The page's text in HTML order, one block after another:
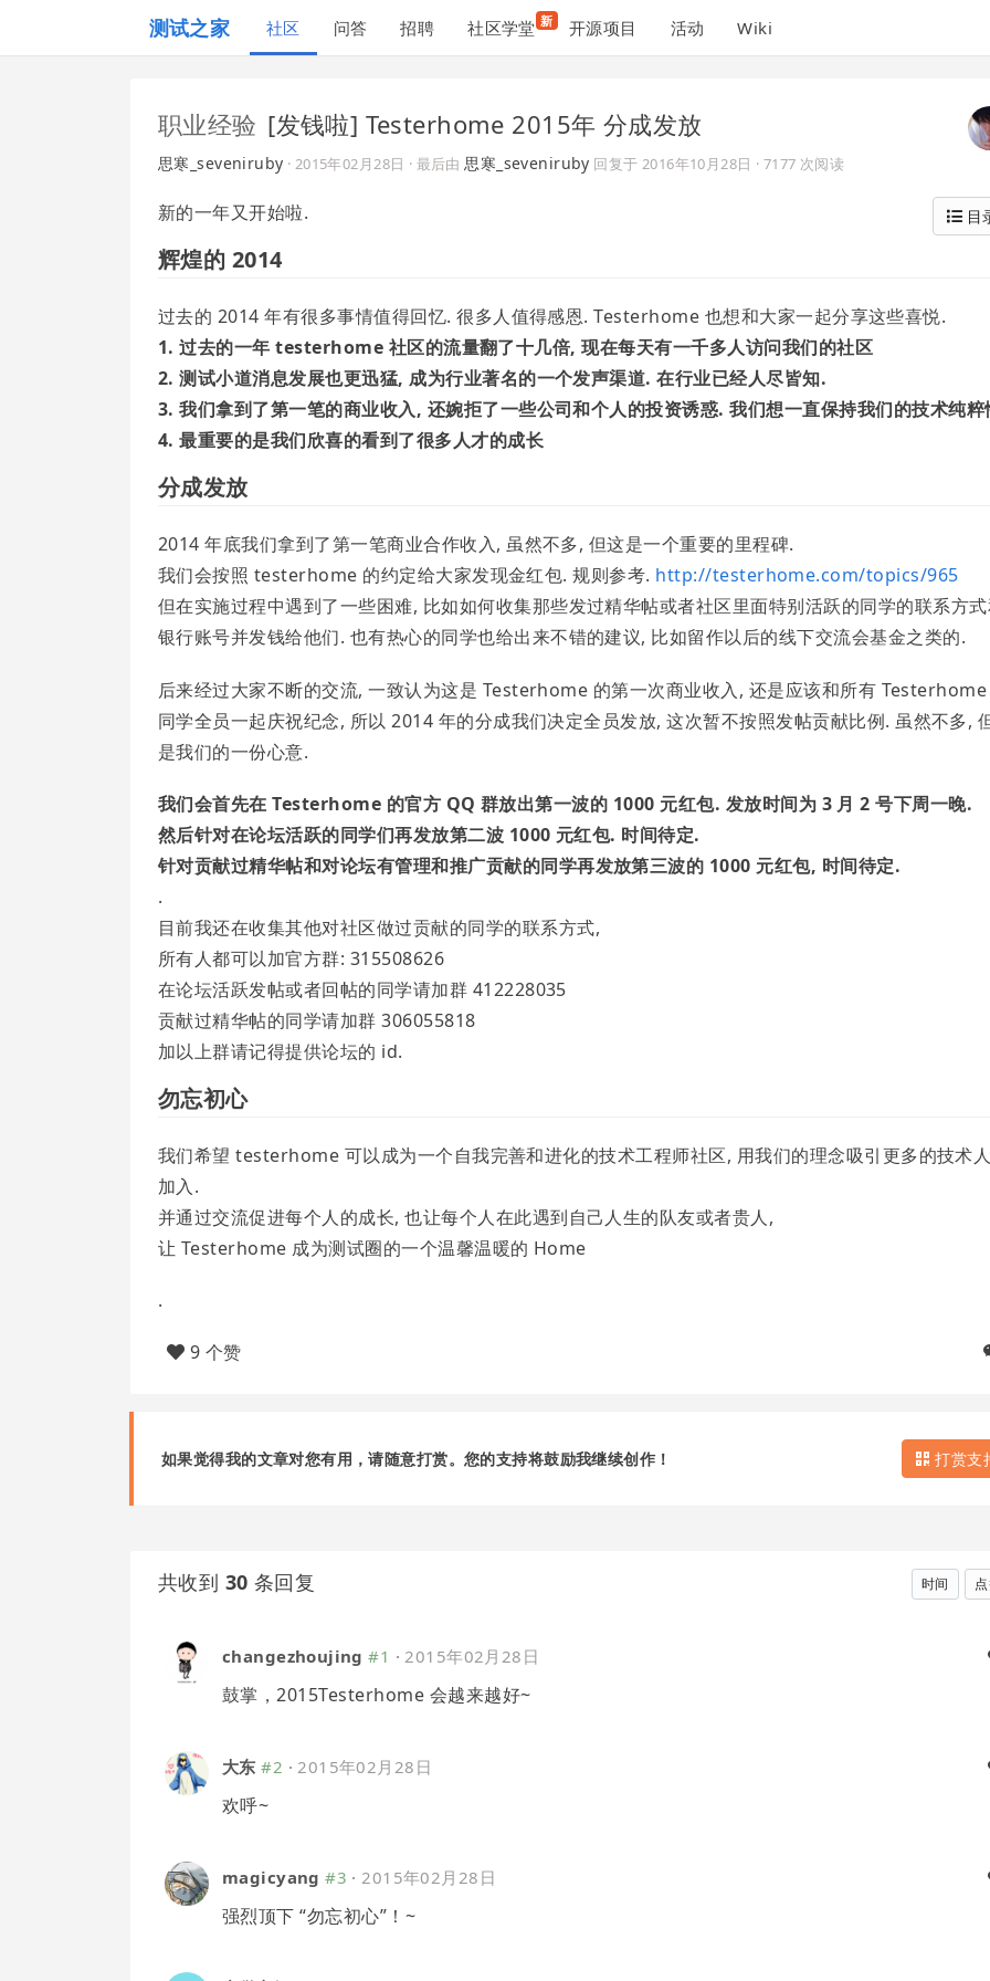
测试之家 社区 问答 招聘 社区学堂 新 开源项目 活动 Wiki
职业经验 [发钱啦] Testerhome 2015年 分成发放
思寒_seveniruby · 2015年02月28日 · 最后由思寒_seveniruby 回复于 2016年10月28日 · 7177 次阅读
目
新的一年又开始啦.
辉煌的 2014
过去的 2014 年有很多事情值得回忆. 很多人值得感恩. Testerhome 也想和大家一起分享这些喜悦.
1. 过去的一年 testerhome 社区的流量翻了十几倍, 现在每天有一千多人访问我们的社区
2. 测试小道消息发展也更迅猛, 成为行业著名的一个发声渠道. 在行业已经人尽皆知.
3. 我们拿到了第一笔的商业收入, 还婉拒了一些公司和个人的投资诱惑. 我们想一直保持我们的技术纯粹
4. 最重要的是我们欣喜的看到了很多人才的成长
分成发放
2014 年底我们拿到了第一笔商业合作收入, 虽然不多, 但这是一个重要的里程碑.
我们会按照 testerhome 的约定给大家发现金红包. 规则参考. http://testerhome.com/topics/965
但在实施过程中遇到了一些困难, 比如如何收集那些发过精华帖或者社区里面特别活跃的同学的联系方
银行账号并发钱给他们. 也有热心的同学也给出来不错的建议, 比如留作以后的线下交流会基金之类的.
后来经过大家不断的交流, 一致认为这是 Testerhome 的第一次商业收入, 还是应该和所有
同学全员一起庆祝纪念, 所以 2014 年的分成我们决定全员发放, 这次暂不按照发帖贡献比例. 虽然不多,
是我们的一份心意.
我们会首先在 Testerhome 的官方 QQ 群放出第一波的 1000 元红包. 发放时间为 3 月 2 号下周一晚.
然后针对在论坛活跃的同学们再发放第二波 1000 元红包. 时间待定.
针对贡献过精华帖和对论坛有管理和推广贡献的同学再发放第三波的 1000 元红包, 时间待定.
.
目前我还在收集其他对社区做过贡献的同学的联系方式,
所有人都可以加官方群: 315508626
在论坛活跃发帖或者回帖的同学请加群 412228035
贡献过精华帖的同学请加群 306055818
加以上群请记得提供论坛的 id.
勿忘初心
我们希望 testerhome 可以成为一个自我完善和进化的技术工程师社区, 用我们的理念吸引更多的技术
加入.
并通过交流促进每个人的成长, 也让每个人在此遇到自己人生的队友或者贵人,
让 Testerhome 成为测试圈的一个温馨温暖的 Home
.
9 个赞
如果觉得我的文章对您有用，请随意打赏。您的支持将鼓励我继续创作！ 打赏支
共收到 30 条回复 时间
changezhoujing #1 ·2015年02月28日
鼓掌，2015Testerhome 会越来越好~
大东 #2 ·2015年02月28日
欢呼~
magicyang #3 ·2015年02月28日
强烈顶下 “勿忘初心”！~